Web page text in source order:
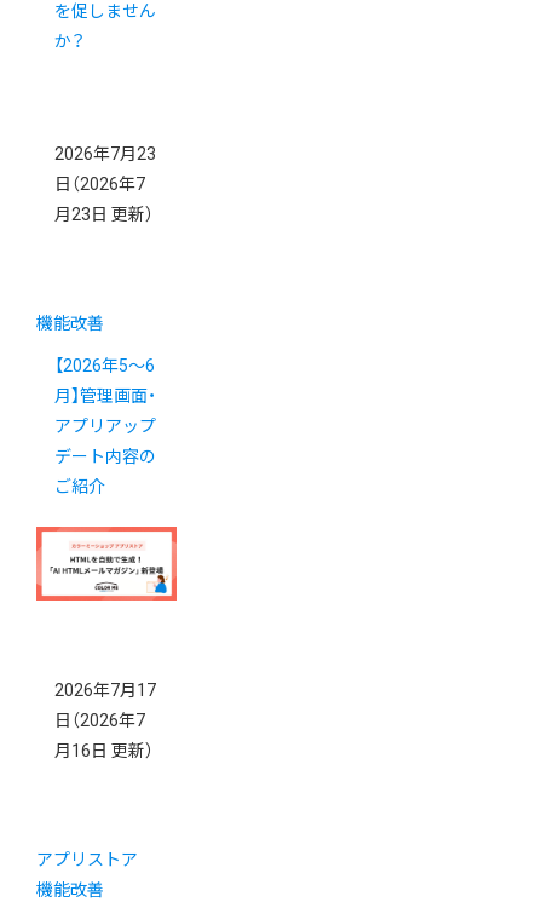
を促しません
か？
2026年7月23
日 （2026年7
月23日 更新）
機能改善
【2026年5～6
月】管理画面・
アプリアップ
デート内容の
ご紹介
2026年7月17
日 （2026年7
月16日 更新）
アプリストア
機能改善